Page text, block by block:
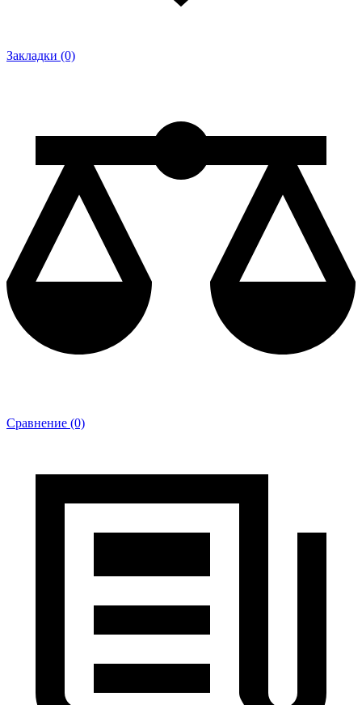
Закладки (0)
Сравнение (0)